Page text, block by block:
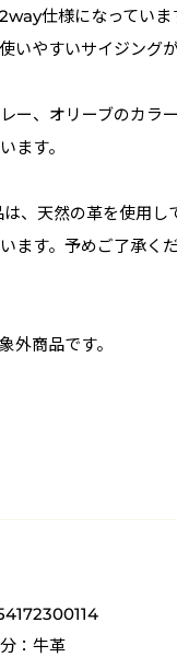
仕様になってい
いやすいサイジングが
ー、オリーブのカラ
ます。
、天然の革を使用し
ます。予めご了承くだ
外商品です。
：牛革